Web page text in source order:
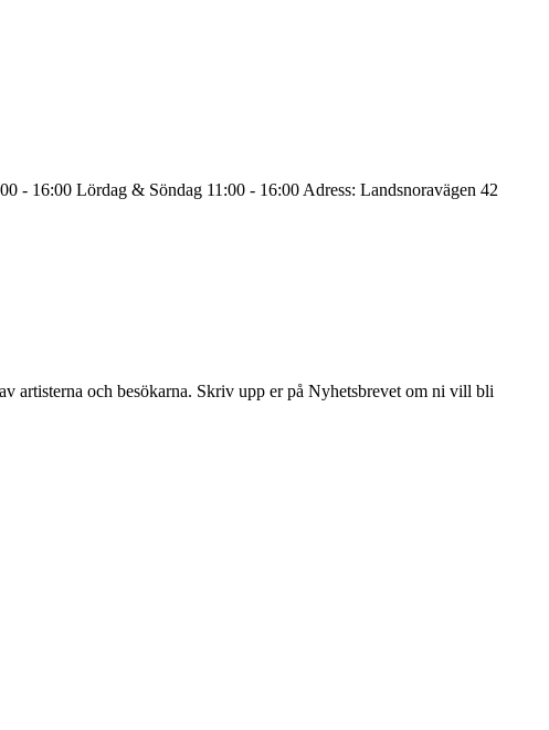
- 16:00 Lördag & Söndag 11:00 - 16:00 Adress: Landsnoravägen 42
artisterna och besökarna. Skriv upp er på Nyhetsbrevet om ni vill bli